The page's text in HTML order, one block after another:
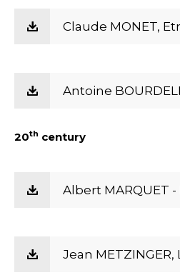
Claude MONET,
Antoine
20th century
Albert MARQUET
Jean